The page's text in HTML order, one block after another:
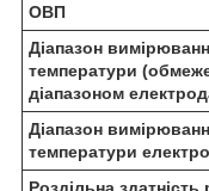
ОВП
Діапазон
температури
діапазоном
Діапазон
температури
Роздільна здатність